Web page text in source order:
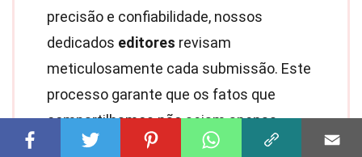
precisão e confiabilidade, nossos
dedicados editores revisam
meticulosamente cada submissão. Este
processo garante que os fatos que
compartilhamos não sejam apenas
fascinantes, mas também credíveis.